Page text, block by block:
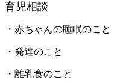
育児相談
・赤ちゃんの睡眠のこと
・発達のこと
・離乳食のこと